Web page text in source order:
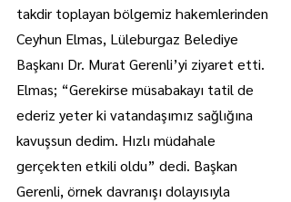
takdir toplayan bölgemiz hakemlerinden
Ceyhun Elmas, Lüleburgaz Belediye
Başkanı Dr. Murat Gerenli’yi ziyaret etti.
Elmas; “Gerekirse müsabakayı tatil de
ederiz yeter ki vatandaşımız sağlığına
kavuşsun dedim. Hızlı müdahale
gerçekten etkili oldu” dedi. Başkan
Gerenli, örnek davranışı dolayısıyla